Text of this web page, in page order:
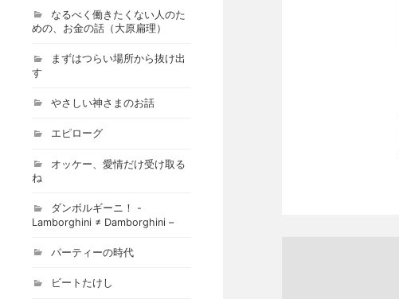
なるべく働きたくない人のた
めの、お金の話（大原扁理）
まずはつらい場所から抜け出
す
やさしい神さまのお話
エピローグ
オッケー、愛情だけ受け取る
ね
ダンボルギーニ！ -
Lamborghini ≠ Damborghini –
パーティーの時代
ビートたけし